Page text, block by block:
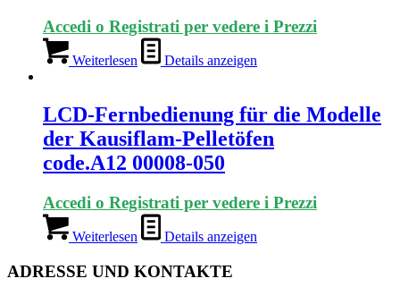
Accedi o Registrati per vedere i Prezzi
Weiterlesen Details anzeigen
LCD-Fernbedienung für die Modelle
der Kausiflam-Pelletöfen
code.A12 00008-050
Accedi o Registrati per vedere i Prezzi
Weiterlesen Details anzeigen
ADRESSE UND KONTAKTE